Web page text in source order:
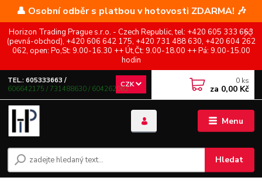
👤 Osobní odběr s platbou v hotovosti ZDARMA! 🎶
Horizon Trading Prague s.r.o. - Czech Republic, tel: +420 605 333 663
(pevná-obchod), +420 606 642 175, +420 731 488 630, +420 604 262
062, open: Po,St: 9.00-16.30 ++ Út,Čt: 9.00-18.00 ++ Pá: 9.00-15.00
hodin
Menu
CZK
Hledat
TEL.: 605333663 /
606642175 / 731488630 / 604262062
0 ks
za 0,00 Kč